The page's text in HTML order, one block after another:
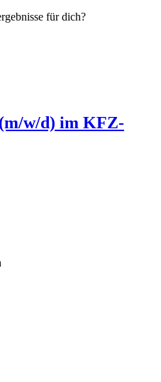
für dich?
(m/w/d) im KFZ-